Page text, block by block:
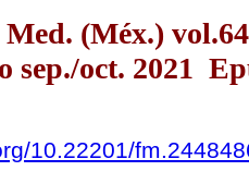
Med. (Méx.)
sep./oct. 2021
10.22201/